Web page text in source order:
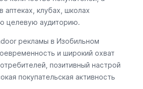
аптеках, клубах, школах
целевую аудиторию.
рекламы в Изобильном
и широкий охват
позитивный настрой
покупательская активность